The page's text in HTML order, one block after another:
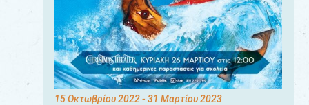
15 Οκτωβρίου 2022- 31 Μαρτίου 2023